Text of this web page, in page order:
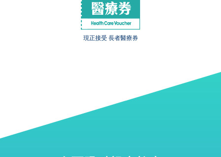
現正接受 長者醫療券